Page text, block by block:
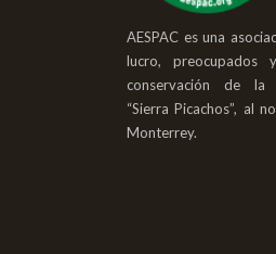
AESPAC es una
lucro, preocupados
conservación de la
“Sierra Picachos”, al
Monterrey.